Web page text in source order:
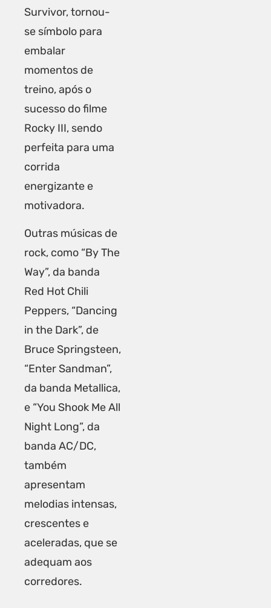
Survivor, tornou-
se símbolo para
embalar
momentos de
treino, após o
sucesso do filme
Rocky III, sendo
perfeita para uma
corrida
energizante e
motivadora.
Outras músicas de
rock, como “By The
Way”, da banda
Red Hot Chili
Peppers, “Dancing
in the Dark”, de
Bruce Springsteen,
“Enter Sandman”,
da banda Metallica,
e “You Shook Me All
Night Long”, da
banda AC/DC,
também
apresentam
melodias intensas,
crescentes e
aceleradas, que se
adequam aos
corredores.